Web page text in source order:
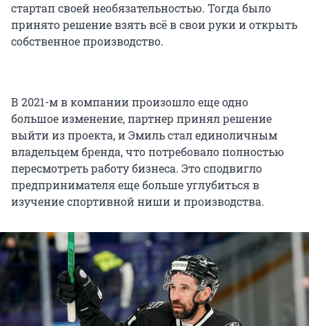
стартап своей необязательностью. Тогда было
принято решение взять всё в свои руки и открыть
собственное производство.
В 2021-м в компании произошло еще одно
большое изменение, партнер принял решение
выйти из проекта, и Эмиль стал единоличным
владельцем бренда, что потребовало полностью
пересмотреть работу бизнеса. Это сподвигло
предпринимателя еще больше углубиться в
изучение спортивной ниши и производства.